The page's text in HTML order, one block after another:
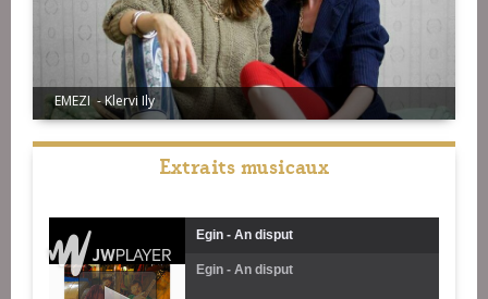
Denez O'tridal
EMEZI - Klervi Ily
Extraits musicaux
Egin - An disput
Egin - An disput